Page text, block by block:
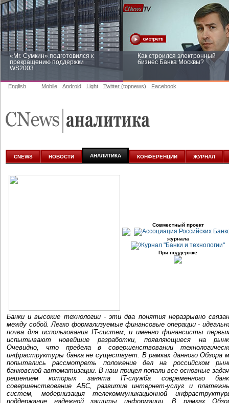
«Mr. Сумкин» подготовился к
прекращению поддержки
WS2003
Как строился электронный
бизнес Банка Москвы?
аналитике
English Mobile Android Light Twitter (topnews) Facebook
CNEWS НОВОСТИ АНАЛИТИКА КОНФЕРЕНЦИИ ЖУРНАЛ
Совместный проект
журнала
При поддержке
Банки и высокие технологии - эти два понятия неразрывно
между собой. Легко формализуемые финансовые операции -
почва для использования IT-систем, и именно финансисты
испытывают новейшие разработки, появляющиеся на
Очевидно, что предела в совершенствовании
инфраструктуры банка не существует. В рамках данного Обзора
попытались рассмотреть положение дел на российском
банковской автоматизации. В наш прицел попали все основные
решением которых занята IT-служба современного
совершенствование АБС, развитие интернет-услуг и
систем, модернизация телекоммуникационной
поддержание надежной защиты информации. В рамках